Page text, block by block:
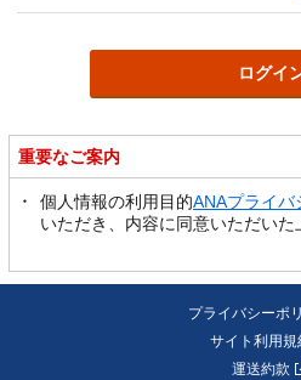
重要なご案内
個人情報の利用目的ANAプライバ
いただき、内容に同意いただいた
プライバシーポ
サイト利用規
運送約款